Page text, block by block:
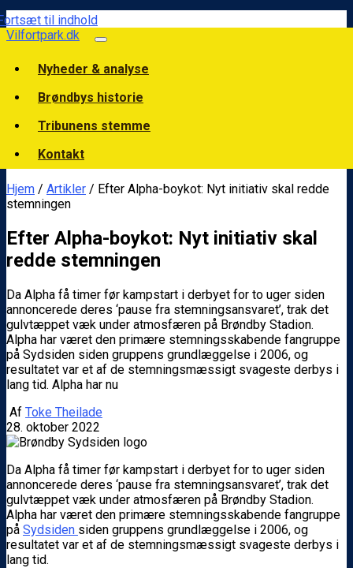
til indhold
Vilfortpark.dk
Nyheder & analyse
Brøndbys historie
Tribunens stemme
Kontakt
Hjem / Artikler / Efter Alpha-boykot: Nyt initiativ skal redde
stemningen
Efter Alpha-boykot: Nyt initiativ skal
redde stemningen
Da Alpha få timer før kampstart i derbyet for to uger siden
annoncerede deres ‘pause fra stemningsansvaret’, trak det
gulvtæppet væk under atmosfæren på Brøndby Stadion.
Alpha har været den primære stemningsskabende fangruppe
på Sydsiden siden gruppens grundlæggelse i 2006, og
resultatet var et af de stemningsmæssigt svageste derbys i
lang tid. Alpha har nu
Af Toke Theilade
28. oktober 2022
Da Alpha få timer før kampstart i derbyet for to uger siden
annoncerede deres ‘pause fra stemningsansvaret’, trak det
gulvtæppet væk under atmosfæren på Brøndby Stadion.
Alpha har været den primære stemningsskabende fangruppe
på Sydsiden siden gruppens grundlæggelse i 2006, og
resultatet var et af de stemningsmæssigt svageste derbys i
lang tid.